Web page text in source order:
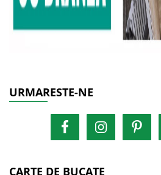
URMARESTE-NE
CARTE DE BUCATE